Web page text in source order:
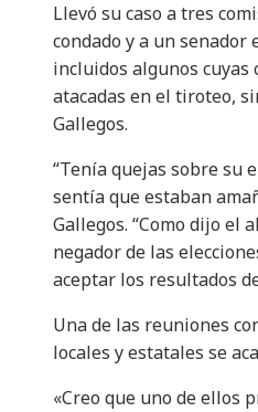
Llevó su caso a tres
condado y a un senador
incluidos algunos cuyas
atacadas en el tiroteo,
Gallegos.
“Tenía quejas sobre su
sentía que estaban
Gallegos. “Como dijo el
negador de las
aceptar los resultados
Una de las reuniones
locales y estatales se
«Creo que uno de ellos